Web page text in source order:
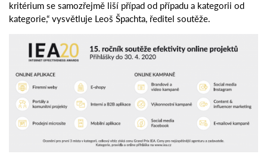
kritérium se samozřejmě liší případ od případu a kategorii od
kategorie,“ vysvětluje Leoš Špachta, ředitel soutěže.